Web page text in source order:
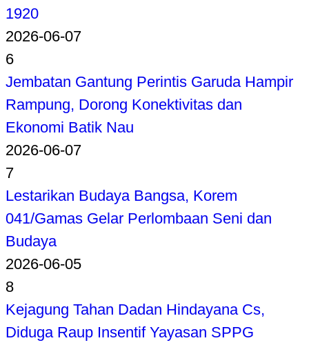
1920
2026-06-07
6
Jembatan Gantung Perintis Garuda Hampir
Rampung, Dorong Konektivitas dan
Ekonomi Batik Nau
2026-06-07
7
Lestarikan Budaya Bangsa, Korem
041/Gamas Gelar Perlombaan Seni dan
Budaya
2026-06-05
8
Kejagung Tahan Dadan Hindayana Cs,
Diduga Raup Insentif Yayasan SPPG